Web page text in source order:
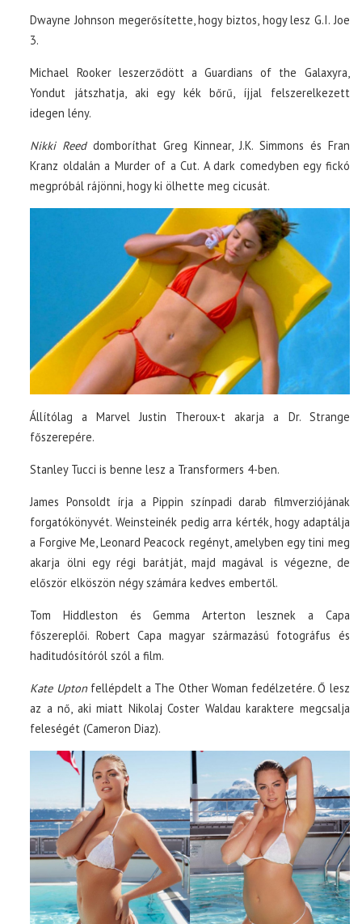
Dwayne Johnson megerősítette, hogy biztos, hogy lesz G.I. Joe
3.
Michael Rooker leszerződött a Guardians of the Galaxyra,
Yondut játszhatja, aki egy kék bőrű, íjjal felszerelkezett
idegen lény.
Nikki Reeddomboríthat Greg Kinnear, J.K. Simmons és Fran
Kranz oldalán a Murder of a Cut. A dark comedyben egy fickó
megpróbál rájönni, hogy ki ölhette meg cicusát.
Állítólag a Marvel Justin Theroux-t akarja a Dr. Strange
főszerepére.
Stanley Tucci is benne lesz a Transformers 4-ben.
James Ponsoldt írja a Pippin színpadi darab filmverziójának
forgatókönyvét. Weinsteinék pedig arra kérték, hogy adaptálja
a Forgive Me, Leonard Peacock regényt, amelyben egy tini meg
akarja ölni egy régi barátját, majd magával is végezne, de
először elköszön négy számára kedves embertől.
Tom Hiddleston és Gemma Arterton lesznek a Capa
főszereplői. Robert Capa magyar származású fotográfus és
haditudósítóról szól a film.
Kate Uptonfellépdelt a The Other Woman fedélzetére. Ő lesz
az a nő, aki miatt Nikolaj Coster Waldau karaktere megcsalja
feleségét (Cameron Diaz).